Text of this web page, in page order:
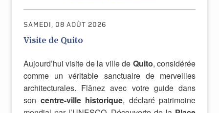
SAMEDI, 08 AOÛT 2026
Visite de Quito
Aujourd’hui visite de la ville de Quito, considérée
comme un véritable sanctuaire de merveilles
architecturales. Flânez avec votre guide dans
son centre-ville historique, déclaré patrimoine